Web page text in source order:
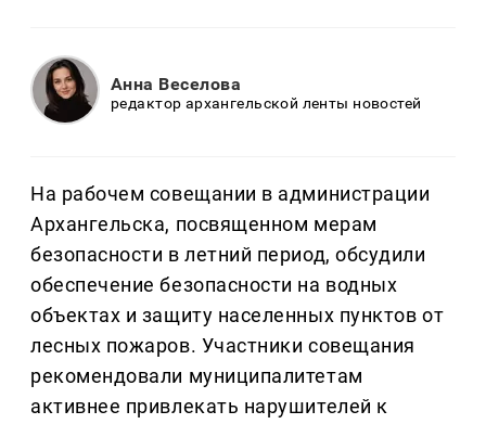
Анна Веселова
редактор архангельской ленты новостей
На рабочем совещании в администрации
Архангельска, посвященном мерам
безопасности в летний период, обсудили
обеспечение безопасности на водных
объектах и защиту населенных пунктов от
лесных пожаров. Участники совещания
рекомендовали муниципалитетам
активнее привлекать нарушителей к